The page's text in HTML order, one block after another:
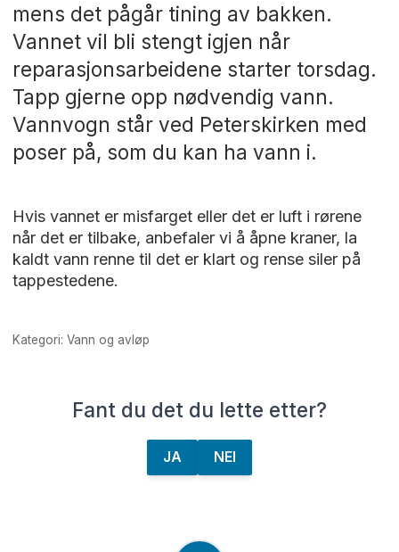
mens det pågår tining av bakken.
Vannet vil bli stengt igjen når
reparasjonsarbeidene starter torsdag.
Tapp gjerne opp nødvendig vann.
Vannvogn står ved Peterskirken med
poser på, som du kan ha vann i.
Hvis vannet er misfarget eller det er luft i rørene
når det er tilbake, anbefaler vi å åpne kraner, la
kaldt vann renne til det er klart og rense siler på
tappestedene.
Kategori: Vann og avløp
Fant du det du lette etter?
JA NEI